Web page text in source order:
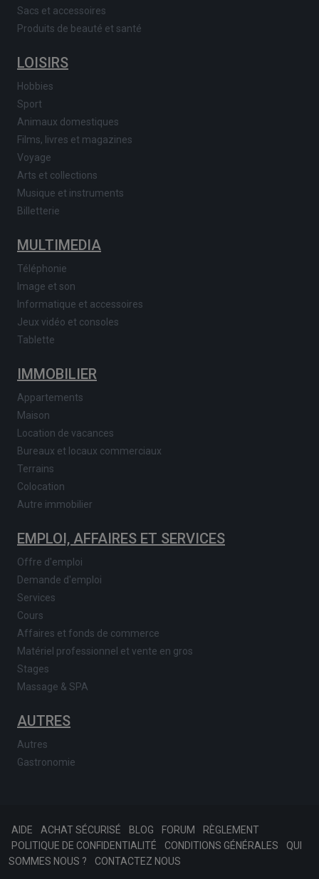
Sacs et accessoires
Produits de beauté et santé
LOISIRS
Hobbies
Sport
Animaux domestiques
Films, livres et magazines
Voyage
Arts et collections
Musique et instruments
Billetterie
MULTIMEDIA
Téléphonie
Image et son
Informatique et accessoires
Jeux vidéo et consoles
Tablette
IMMOBILIER
Appartements
Maison
Location de vacances
Bureaux et locaux commerciaux
Terrains
Colocation
Autre immobilier
EMPLOI, AFFAIRES ET SERVICES
Offre d'emploi
Demande d'emploi
Services
Cours
Affaires et fonds de commerce
Matériel professionnel et vente en gros
Stages
Massage & SPA
AUTRES
Autres
Gastronomie
AIDE ACHAT SÉCURISÉ BLOG FORUM
RÈGLEMENT
POLITIQUE DE CONFIDENTIALITÉ
CONDITIONS GÉNÉRALES
QUI
SOMMES NOUS ?
CONTACTEZ NOUS